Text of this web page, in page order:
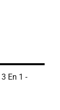
En 1 -